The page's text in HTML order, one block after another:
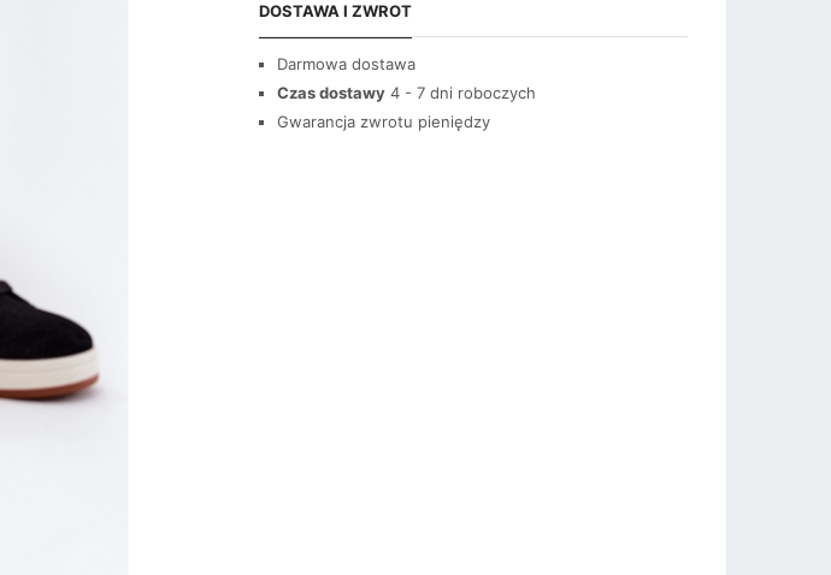
DOSTAWA I ZWROT
Darmowa dostawa
Czas dostawy 4 - 7 dni roboczych
Gwarancja zwrotu pieniędzy